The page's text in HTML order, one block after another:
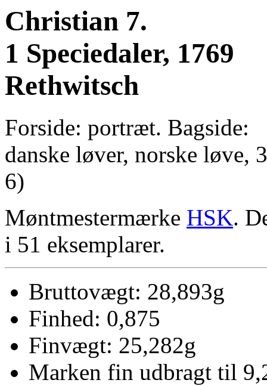
Christian 7.
1 Speciedaler, 1769
Rethwitsch
Forside: portræt. Bagside:
danske løver, norske løve,
6)
Møntmestermærke HSK.
i 51 eksemplarer.
Bruttovægt: 28,893g
Finhed: 0,875
Finvægt: 25,282g
Marken fin udbragt til